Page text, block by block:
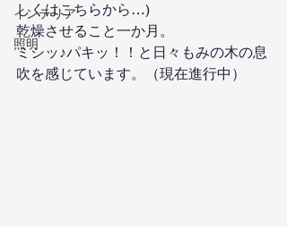
インテリア
照明
しくはこちらから…)
乾燥させること一か月。
ミシッ♪パキッ！！と日々もみの木の息
吹を感じています。（現在進行中）